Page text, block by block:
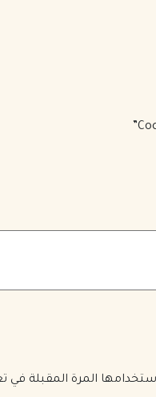
المرة المقبلة في